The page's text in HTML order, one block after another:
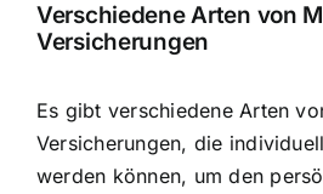
Verschiedene Arten von
Versicherungen
Es gibt verschiedene Arten
Versicherungen, die
werden können, um den